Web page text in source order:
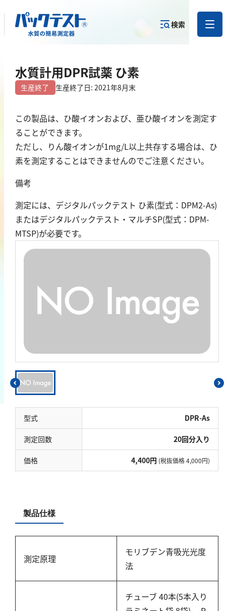
検索
水質計用DPR試薬 ひ素
生産終了 生産終了日: 2021年8月末
この製品は、ひ酸イオンおよび、亜ひ酸イオンを測定す
ることができます。
ただし、りん酸イオンが1mg/L以上共存する場合は、ひ
素を測定することはできませんのでご注意ください。
備考
測定には、デジタルパックテスト ひ素(型式：DPM2-As)
またはデジタルパックテスト・マルチSP(型式：DPM-
MTSP)が必要です。
型式 DPR-As
測定回数 20回分入り
価格 4,400円 (税抜価格 4,000円)
製品仕様
測定原理
モリブデン青吸光光度
法
チューブ 40本(5本入り
ら
製品を探す
目的から
製品を探す
カテゴリー
で探す
金属
亜鉛
アルミニウム
金
銀
クロム
鉄
銅
ニッケル
マンガン
モリブデン
有機汚濁
BOD
COD
過マンガン酸カリウム消費量
TOC
硬度
マグネシウム
塩素
亜塩素酸ナトリウム
二酸化塩素